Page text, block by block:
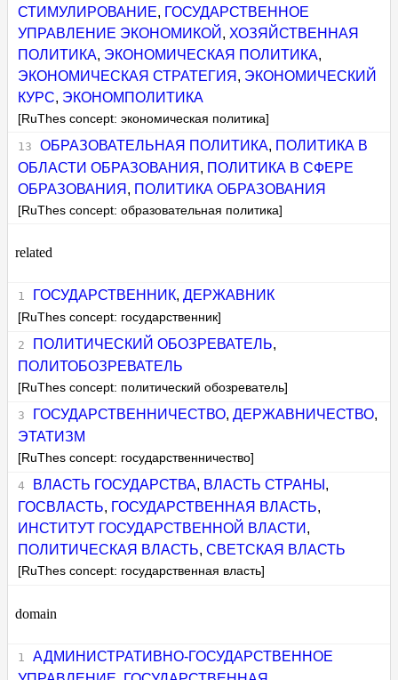
СТИМУЛИРОВАНИЕ, ГОСУДАРСТВЕННОЕ
УПРАВЛЕНИЕ ЭКОНОМИКОЙ , ХОЗЯЙСТВЕННАЯ
ПОЛИТИКА, ЭКОНОМИЧЕСКАЯ ПОЛИТИКА,
ЭКОНОМИЧЕСКАЯ СТРАТЕГИЯ , ЭКОНОМИЧЕСКИЙ
КУРС, ЭКОНОМПОЛИТИКА
[RuThes concept: экономическая политика]
ОБРАЗОВАТЕЛЬНАЯ ПОЛИТИКА, ПОЛИТИКА В
ОБЛАСТИ ОБРАЗОВАНИЯ , ПОЛИТИКА В СФЕРЕ
ОБРАЗОВАНИЯ , ПОЛИТИКА ОБРАЗОВАНИЯ
[RuThes concept: образовательная политика]
related
ГОСУДАРСТВЕННИК, ДЕРЖАВНИК
[RuThes concept: государственник]
ПОЛИТИЧЕСКИЙ ОБОЗРЕВАТЕЛЬ,
ПОЛИТОБОЗРЕВАТЕЛЬ
[RuThes concept: политический обозреватель]
ГОСУДАРСТВЕННИЧЕСТВО, ДЕРЖАВНИЧЕСТВО,
ЭТАТИЗМ
[RuThes concept: государственничество]
ВЛАСТЬ ГОСУДАРСТВА, ВЛАСТЬ СТРАНЫ ,
ГОСВЛАСТЬ, ГОСУДАРСТВЕННАЯ ВЛАСТЬ,
ИНСТИТУТ ГОСУДАРСТВЕННОЙ ВЛАСТИ ,
ПОЛИТИЧЕСКАЯ ВЛАСТЬ,СВЕТСКАЯ ВЛАСТЬ
[RuThes concept: государственная власть]
domain
АДМИНИСТРАТИВНО-ГОСУДАРСТВЕННОЕ